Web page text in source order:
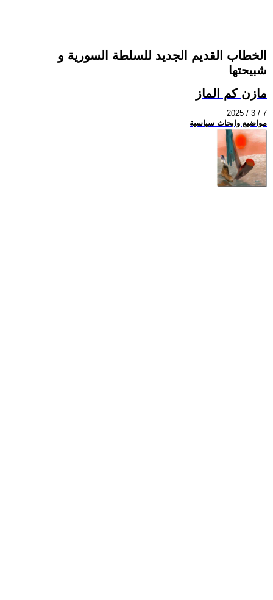
الخطاب القديم الجديد للسلطة السورية و
شبيحتها
مازن كم الماز
2025 / 3 / 7
مواضيع وابحاث سياسية